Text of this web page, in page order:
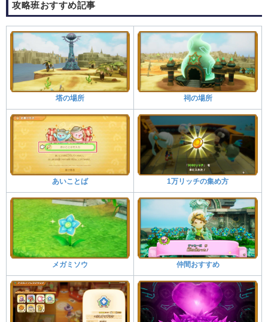
攻略班おすすめ記事
塔の場所 祠の場所
あいことば 1万リッチの集め方
メガミソウ 仲間おすすめ